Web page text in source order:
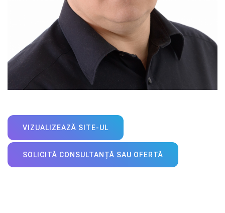
VIZUALIZEAZĂ SITE-UL
SOLICITĂ CONSULTANȚĂ SAU OFERTĂ